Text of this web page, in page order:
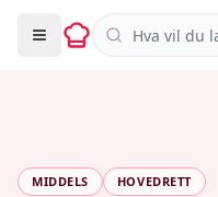
Søk i oppskrifter
MIDDELS HOVEDRETT